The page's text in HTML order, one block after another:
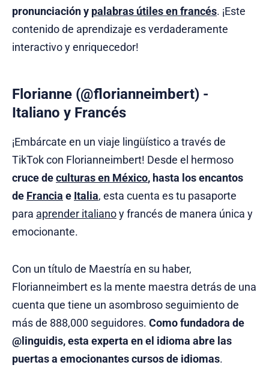
pronunciación y palabras útiles en francés. ¡Este
contenido de aprendizaje es verdaderamente
interactivo y enriquecedor!
Florianne (@florianneimbert) -
Italiano y Francés
¡Embárcate en un viaje lingüístico a través de
TikTok con Florianneimbert! Desde el hermoso
cruce deculturas en México, hasta los encantos
de Francia e Italia, esta cuenta es tu pasaporte
para aprender italianoy francés de manera única y
emocionante.
Con un título de Maestría en su haber,
Florianneimbert es la mente maestra detrás de una
cuenta que tiene un asombroso seguimiento de
más de 888,000 seguidores. Como fundadora de
@linguidis, esta experta en el idioma abre las
puertas a emocionantes cursos de idiomas.